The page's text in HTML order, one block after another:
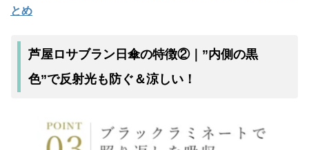
とめ
芦屋ロサブラン日傘の特徴②｜”内側の黒
色”で反射光も防ぐ ＆涼しい ！